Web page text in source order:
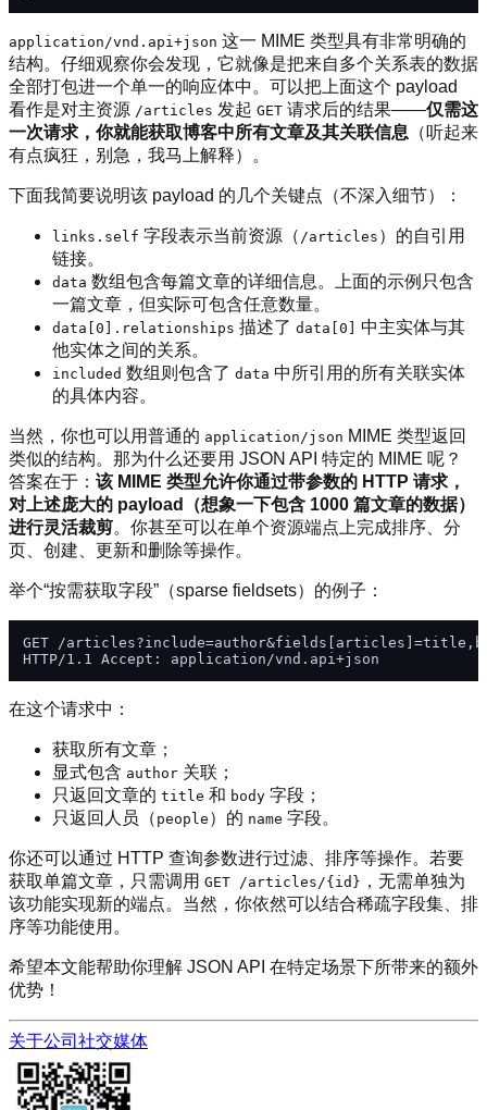
application/vnd.api+json 这一 MIME 类型具有非常明确的
结构。仔细观察你会发现，它就像是把来自多个关系表的数据
全部打包进一个单一的响应体中。可以把上面这个 payload
看作是对主资源 /articles 发起 GET 请求后的结果——仅需这
一次请求，你就能获取博客中所有文章及其关联信息 （听起来
有点疯狂，别急，我马上解释）。
下面我简要说明该 payload 的几个关键点（不深入细节）：
links.self 字段表示当前资源（ /articles ）的自引用
链接。
data 数组包含每篇文章的详细信息。上面的示例只包含
一篇文章，但实际可包含任意数量。
data[0].relationships 描述了 data[0] 中主实体与其
他实体之间的关系。
included 数组则包含了 data 中所引用的所有关联实体
的具体内容。
当然，你也可以用普通的 application/json MIME 类型返回
类似的结构。那为什么还要用 JSON API 特定的 MIME 呢？
答案在于： 该 MIME 类型允许你通过带参数的 HTTP 请求，
对上述庞大的 payload（想象一下包含 1000 篇文章的数据）
进行灵活裁剪。你甚至可以在单个资源端点上完成排序、分
页、创建、更新和删除等操作。
举个“按需获取字段”（sparse fieldsets）的例子：
GET /
在这个请求中：
获取所有文章；
显式包含 author 关联；
只返回文章的 title 和 body 字段；
只返回人员（ people ）的 name 字段。
你还可以通过 HTTP 查询参数进行过滤、排序等操作。若要
获取单篇文章，只需调用 GET /articles/{id} ，无需单独为
该功能实现新的端点。当然，你依然可以结合稀疏字段集、排
序等功能使用。
希望本文能帮助你理解 JSON API 在特定场景下所带来的额外
优势！
关于公司 社交媒体